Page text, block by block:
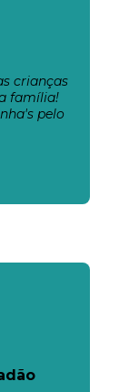
crianças
família!
pelo